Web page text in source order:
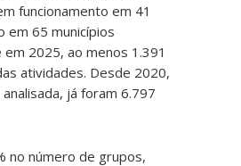
funcionamento em 41
em 65 municípios
2025, ao menos 1.391
atividades. Desde 2020,
já foram 6.797
no número de grupos,